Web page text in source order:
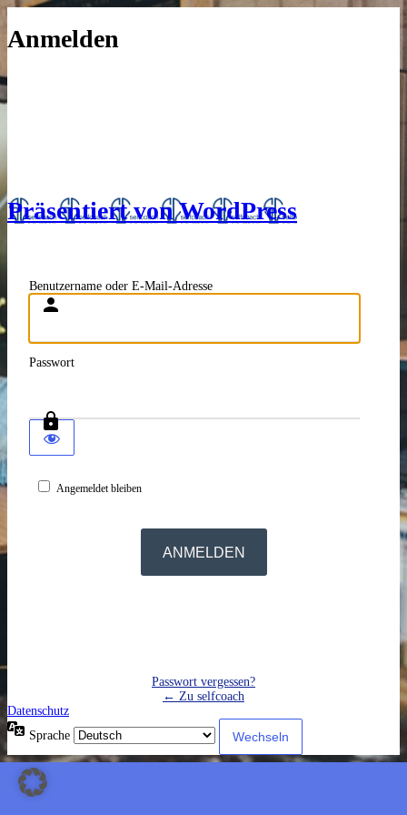
Anmelden
Präsentiert von WordPress
Benutzername oder E-Mail-Adresse
Passwort
Angemeldet bleiben
Passwort vergessen?
← Zu selfcoach
Datenschutz
Sprache